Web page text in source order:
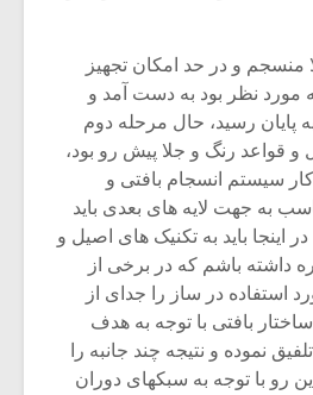
منسجم و در حد امکان تجهیز
مورد نظر بود به دست آمد و
پایان رسید، حال مرحله دوم
قواعد رنگ و جلا پیش رو بود،
سیستم انسجام بافتی و
به جهت لایه های بعدی باید
اینجا باید به تکنیک های اصیل و
داشته باشم که در برخی از
استفاده در ساز را جدای از
بافتی با توجه به هدف
نموده و نتیجه چند جانبه را
رو با توجه به سبکهای دوران
بر موسیقی
«متری
توانی
باشی،
باش
موسیقی
موسیقی